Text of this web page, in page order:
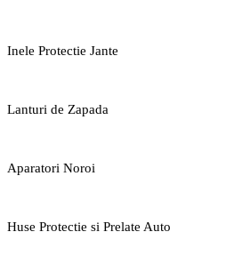
Inele Protectie Jante
Lanturi de Zapada
Aparatori Noroi
Huse Protectie si Prelate Auto